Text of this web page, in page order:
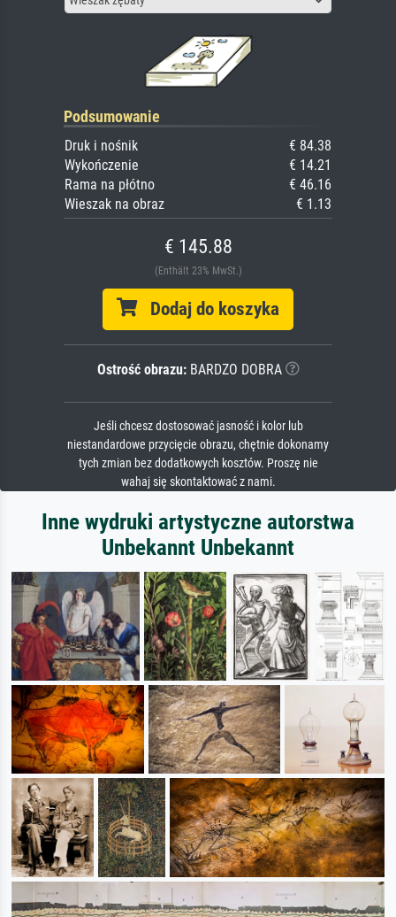
Podsumowanie
Druk i nośnik
€ 84.38
Wykończenie
€ 14.21
Rama na płótno
€ 46.16
Wieszak na obraz
€ 1.13
€ 145.88
(Enthält 23% MwSt.)
Dodaj do koszyka
Ostrość obrazu:BARDZO DOBRA
Jeśli chcesz dostosować jasność i kolor lub
niestandardowe przycięcie obrazu, chętnie dokonamy
tych zmian bez dodatkowych kosztów. Proszę nie
wahaj się skontaktować z nami.
Inne wydruki artystyczne autorstwa
Unbekannt Unbekannt